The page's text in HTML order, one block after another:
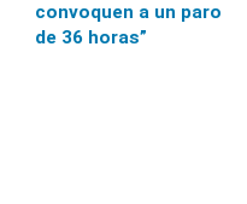
convoquen a un paro
de 36 horas”